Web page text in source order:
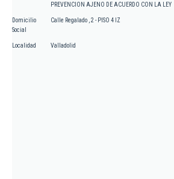
PREVENCION AJENO DE ACUERDO CON LA LEY
Domicilio
Social
Calle Regalado , 2 - PISO 4 IZ
Localidad Valladolid